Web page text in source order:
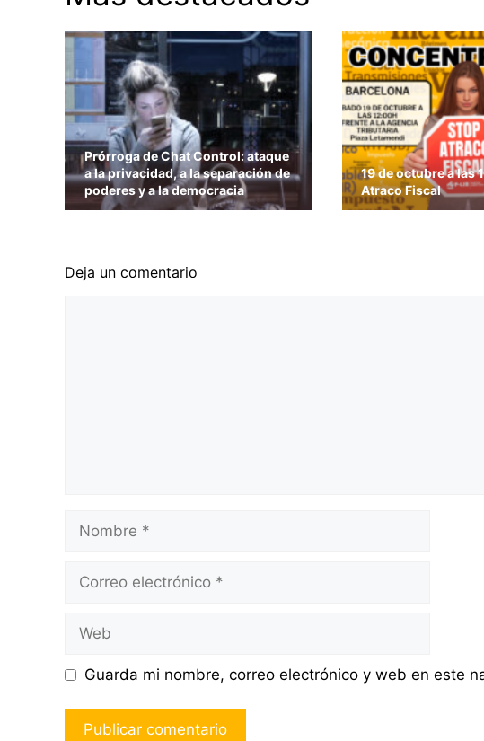
Prórroga de Chat Control: ataque
a la privacidad, a la separación de
poderes y a la democracia
19 de octubre a las
Atraco Fiscal
Deja un comentario
electrónico
Guarda mi nombre, correo electrónico y web en este